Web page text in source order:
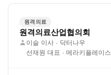
원격의료
원격의료산업협의회
이슬 이사 · 닥터나우
선재원 대표 · 메라키플레이스